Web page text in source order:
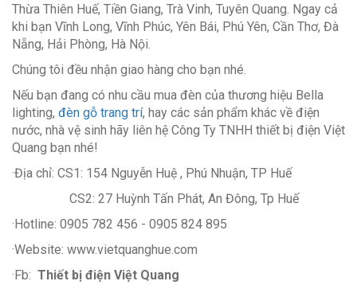
Thừa Thiên Huế, Tiền Giang, Trà Vinh, Tuyên Quang. Ngay cả
khi bạn Vĩnh Long, Vĩnh Phúc, Yên Bái, Phú Yên, Cần Thơ, Đà
Nẵng, Hải Phòng, Hà Nội.
Chúng tôi đều nhận giao hàng cho bạn nhé.
Nếu bạn đang có nhu cầu mua đèn của thương hiệu Bella
lighting, đèn gỗ trang trí, hay các sản phẩm khác về điện
nước, nhà vệ sinh hãy liên hệ Công Ty TNHH thiết bị điện Việt
Quang bạn nhé!
·Địa chỉ: CS1: 154 Nguyễn Huệ , Phú Nhuận, TP Huế
CS2: 27 Huỳnh Tấn Phát, An Đông, Tp Huế
·Hotline: 0905 782 456 - 0905 824 895
·Website: www.vietquanghue.com
·Fb: Thiết bị điện Việt Quang